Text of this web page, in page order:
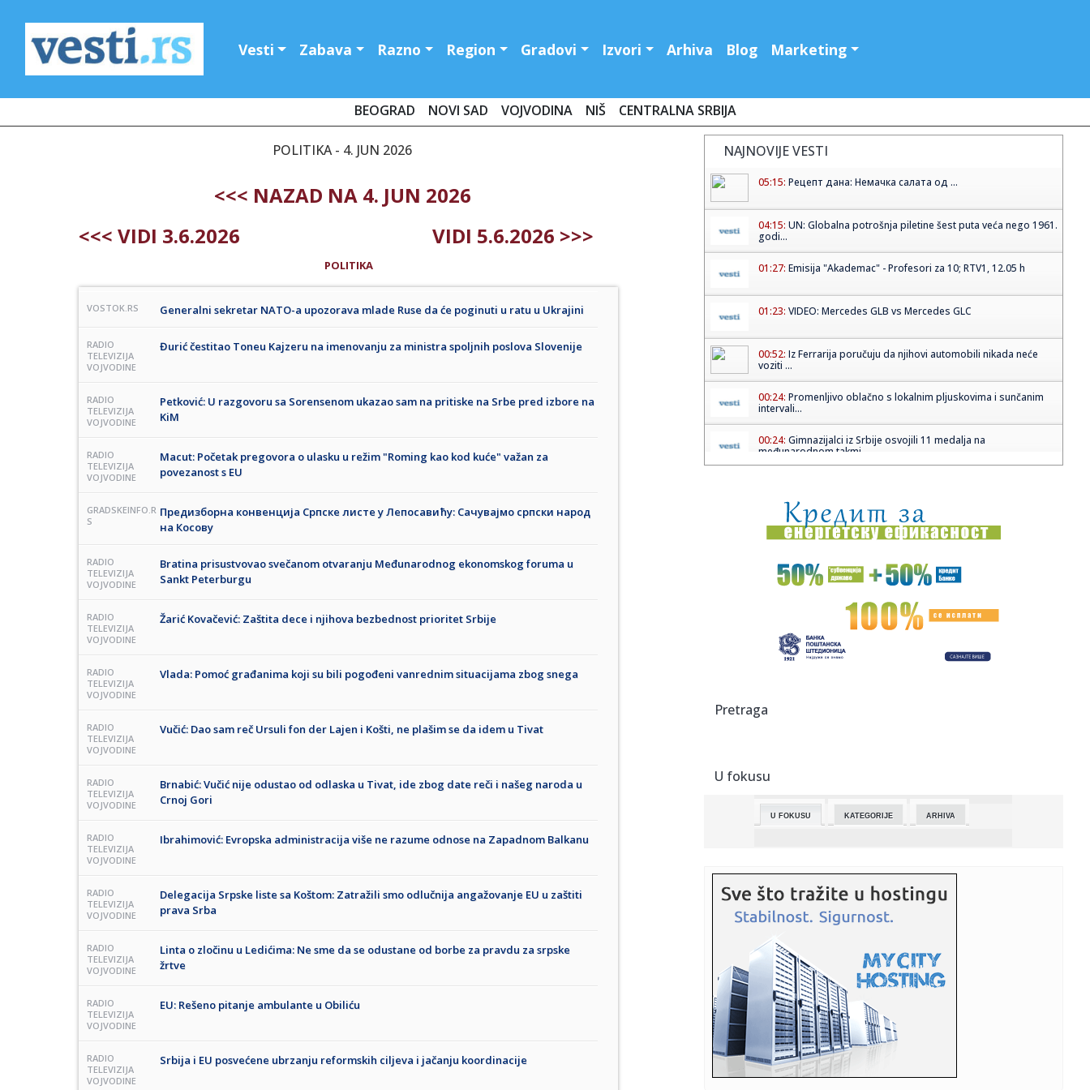
Vesti Zabava Razno Region Gradovi Izvori Arhiva Blog Marketing
BEOGRAD NOVI SAD VOJVODINA NIŠ CENTRALNA SRBIJA
POLITIKA - 4. JUN 2026
<<< NAZAD NA 4. JUN 2026
<<< VIDI 3.6.2026
VIDI 5.6.2026 >>>
POLITIKA
VOSTOK.RS Generalni sekretar NATO-a upozorava mlade Ruse da će poginuti u ratu u Ukrajini
RADIO
TELEVIZIJA
VOJVODINE
Đurić čestitao Toneu Kajzeru na imenovanju za ministra spoljnih poslova Slovenije
RADIO
TELEVIZIJA
VOJVODINE
Petković: U razgovoru sa Sorensenom ukazao sam na pritiske na Srbe pred izbore na
KiM
RADIO
TELEVIZIJA
VOJVODINE
Macut: Početak pregovora o ulasku u režim "Roming kao kod kuće" važan za
povezanost s EU
GRADSKEINFO.R
S
Предизборна конвенција Српске листе у Лепосавићу: Сачувајмо српски народ
на Косову
RADIO
TELEVIZIJA
VOJVODINE
Bratina prisustvovao svečanom otvaranju Međunarodnog ekonomskog foruma u
Sankt Peterburgu
RADIO
TELEVIZIJA
VOJVODINE
Žarić Kovačević: Zaštita dece i njihova bezbednost prioritet Srbije
RADIO
TELEVIZIJA
VOJVODINE
Vlada: Pomoć građanima koji su bili pogođeni vanrednim situacijama zbog snega
RADIO
TELEVIZIJA
VOJVODINE
Vučić: Dao sam reč Ursuli fon der Lajen i Košti, ne plašim se da idem u Tivat
RADIO
TELEVIZIJA
VOJVODINE
Brnabić: Vučić nije odustao od odlaska u Tivat, ide zbog date reči i našeg naroda u
Crnoj Gori
RADIO
TELEVIZIJA
VOJVODINE
Ibrahimović: Evropska administracija više ne razume odnose na Zapadnom Balkanu
RADIO
TELEVIZIJA
VOJVODINE
Delegacija Srpske liste sa Koštom: Zatražili smo odlučnija angažovanje EU u zaštiti
prava Srba
RADIO
TELEVIZIJA
VOJVODINE
Linta o zločinu u Ledićima: Ne sme da se odustane od borbe za pravdu za srpske
žrtve
RADIO
TELEVIZIJA
VOJVODINE
EU: Rešeno pitanje ambulante u Obiliću
RADIO
TELEVIZIJA
VOJVODINE
Srbija i EU posvećene ubrzanju reformskih ciljeva i jačanju koordinacije
NAJNOVIJE VESTI
05:15: Рецепт дана: Немачка салата од ...
04:15: UN: Globalna potrošnja piletine šest puta veća nego 1961.
godi...
01:27: Emisija "Akademac" - Profesori za 10; RTV1, 12.05 h
01:23: VIDEO: Mercedes GLB vs Mercedes GLC
00:52: Iz Ferrarija poručuju da njihovi automobili nikada neće
voziti ...
00:24: Promenljivo oblačno s lokalnim pljuskovima i sunčanim
intervali...
00:24: Gimnazijalci iz Srbije osvojili 11 medalja na
međunarodnom takmi...
00:15:VIDEO: Ferrari 812 Competizione na Autobanu
00:05:ZVEZDA I PARTIZAN PUNE KASE: Evo koliko će večiti
zaraditi od S...
BRANKO LAZIĆ PROGOVORIO: Bivši kapiten bez dlake na
23:32:Ponuda za Suzuki S-Cross Automatic
23:26:
23:26: DR Kongo: Potvrđen 71 novi slučaj ebole za 24 sata
23:25:Bizarna prevara žene (37): Glumila djevojčicu od 12
godina, htj...
23:25:Četiri stvari koje djeca nikada ne opraštaju roditeljima
23:23:Kako putovati odgovornije kada vam automobil nije
potreban svakog...
23:23:Od Bitcoina do blockchaina: Ključni kripto termini i šta
znače
Pretraga
U fokusu
U FOKUSU KATEGORIJE ARHIVA